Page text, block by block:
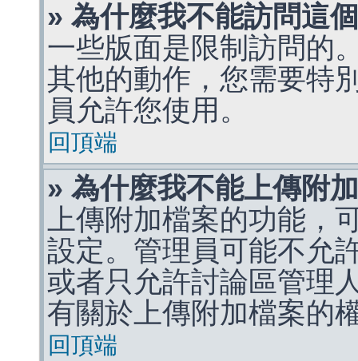
» 為什麼我不能訪問這
一些版面是限制訪問的
其他的動作，您需要特
員允許您使用。
回頂端
» 為什麼我不能上傳附
上傳附加檔案的功能，
設定。管理員可能不允
或者只允許討論區管理
有關於上傳附加檔案的
回頂端